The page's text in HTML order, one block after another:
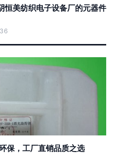
美纺织电子设备厂的元器件
保，工厂直销品质之选